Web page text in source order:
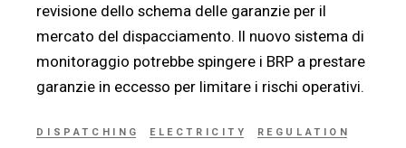
revisione dello schema delle garanzie per il
mercato del dispacciamento. Il nuovo sistema di
monitoraggio potrebbe spingere i BRP a prestare
garanzie in eccesso per limitare i rischi operativi.
DISPATCHING ELECTRICITY REGULATION